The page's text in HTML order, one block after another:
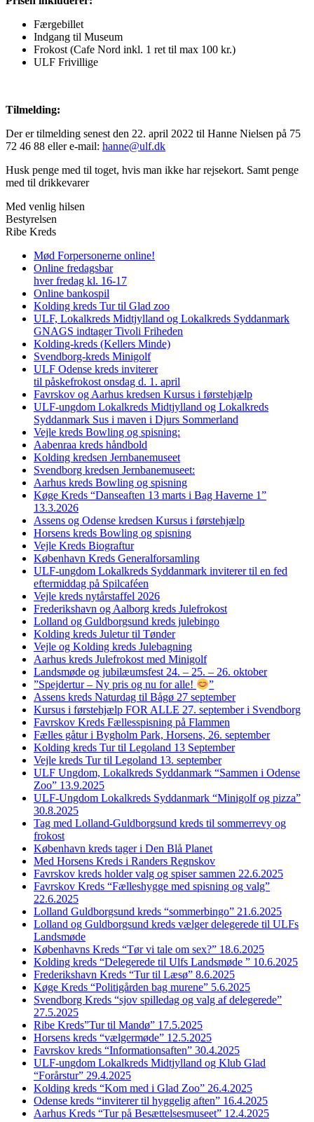
Færgebillet
Indgang til Museum
Frokost (Cafe Nord inkl. 1 ret til max 100 kr.)
ULF Frivillige
Tilmelding:
Der er tilmelding senest den 22. april 2022 til Hanne Nielsen på 75
72 46 88 eller e-mail: hanne@ulf.dk
Husk penge med til toget, hvis man ikke har rejsekort. Samt penge
med til drikkevarer
Med venlig hilsen
Bestyrelsen
Ribe Kreds
Mød Forpersonerne online!
Online fredagsbar
hver fredag kl. 16-17
Online bankospil
Kolding kreds Tur til Glad zoo
ULF, Lokalkreds Midtjylland og Lokalkreds Syddanmark
GNAGS indtager Tivoli Friheden
Kolding-kreds (Kellers Minde)
Svendborg-kreds Minigolf
ULF Odense kreds inviterer
til påskefrokost onsdag d. 1. april
Favrskov og Aarhus kredsen Kursus i førstehjælp
ULF-ungdom Lokalkreds Midtjylland og Lokalkreds
Syddanmark Sus i maven i Djurs Sommerland
Vejle kreds Bowling og spisning:
Aabenraa kreds håndbold
Kolding kredsen Jernbanemuseet
Svendborg kredsen Jernbanemuseet:
Aarhus kreds Bowling og spisning
Køge Kreds “Danseaften 13 marts i Bag Haverne 1”
13.3.2026
Assens og Odense kredsen Kursus i førstehjælp
Horsens kreds Bowling og spisning
Vejle Kreds Biograftur
København Kreds Generalforsamling
ULF-ungdom Lokalkreds Syddanmark inviterer til en fed
eftermiddag på Spilcaféen
Vejle kreds nytårstaffel 2026
Frederikshavn og Aalborg kreds Julefrokost
Lolland og Guldborgsund kreds julebingo
Kolding kreds Juletur til Tønder
Vejle og Kolding kreds Julebagning
Aarhus kreds Julefrokost med Minigolf
Landsmøde og jubilæumsfest 24. – 25. – 26. oktober
”Spejdertur – Ny pris og nu for alle!
”
Assens kreds Naturdag til Bågø 27 september
Kursus i førstehjælp FOR ALLE 27. september i Svendborg
Favrskov Kreds Fællesspisning på Flammen
Fælles gåtur i Bygholm Park, Horsens, 26. september
Kolding kreds Tur til Legoland 13 September
Vejle kreds Tur til Legoland 13. september
ULF Ungdom, Lokalkreds Syddanmark “Sammen i Odense
Zoo” 13.9.2025
ULF-Ungdom Lokalkreds Syddanmark “Minigolf og pizza”
30.8.2025
Tag med Lolland-Guldborgsund kreds til sommerrevy og
frokost
København kreds tager i Den Blå Planet
Med Horsens Kreds i Randers Regnskov
Favrskov kreds holder valg og spiser sammen 22.6.2025
Favrskov Kreds “Fælleshygge med spisning og valg”
22.6.2025
Lolland Guldborgsund kreds “sommerbingo” 21.6.2025
Lolland og Guldborgsund kreds vælger delegerede til ULFs
Landsmøde
Københavns Kreds “Tør vi tale om sex?” 18.6.2025
Kolding kreds “Delegerede til Ulfs Landsmøde ” 10.6.2025
Frederikshavn Kreds “Tur til Læsø” 8.6.2025
Køge Kreds “Politigården bag murene” 5.6.2025
Svendborg Kreds “sjov spilledag og valg af delegerede”
27.5.2025
Ribe Kreds”Tur til Mandø” 17.5.2025
Horsens kreds “vælgermøde” 12.5.2025
Favrskov kreds “Informationsaften” 30.4.2025
ULF-ungdom Lokalkreds Midtjylland og Klub Glad
“Forårstur” 29.4.2025
Kolding kreds “Kom med i Glad Zoo” 26.4.2025
Odense kreds “inviterer til hyggelig aften” 16.4.2025
Aarhus Kreds “Tur på Besættelsesmuseet” 12.4.2025